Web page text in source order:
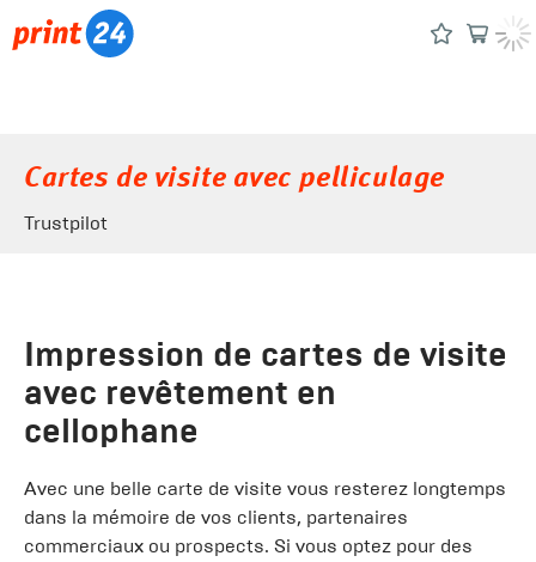
Cartes de visite avec pelliculage
Trustpilot
Impression de cartes de visite
avec revêtement en
cellophane
Avec une belle carte de visite vous resterez longtemps
dans la mémoire de vos clients, partenaires
commerciaux ou prospects. Si vous optez pour des